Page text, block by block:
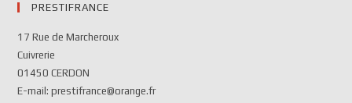
PRESTIFRANCE
17 Rue de Marcheroux
Cuivrerie
01450 CERDON
E-mail: prestifrance@orange.fr